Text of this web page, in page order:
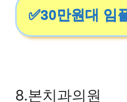
✅30만원대 임
8.본치과의원